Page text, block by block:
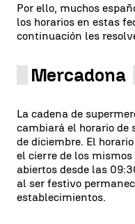
Por ello, muchos
los horarios en estas
continuación les
Mercadona
La cadena de
cambiará el horario de
de diciembre. El
el cierre de los
abiertos desde las
al ser festivo
establecimientos.